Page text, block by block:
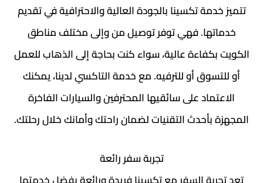
تتميز خدمة تكسينا بالجودة العالية والاحترافية في تقديم
خدماتها. فهي توفر توصيل من وإلى مختلف مناطق
الكويت بكفاءة عالية، سواء كنت بحاجة إلى الذهاب للعمل
أو للتسوق أو للترفيه. مع خدمة التاكسي لدينا، يمكنك
الاعتماد على سائقيها المحترفين والسيارات الفاخرة
المجهزة بأحدث التقنيات لضمان راحتك وأمانك خلال رحلتك.
تجربة سفر رائعة